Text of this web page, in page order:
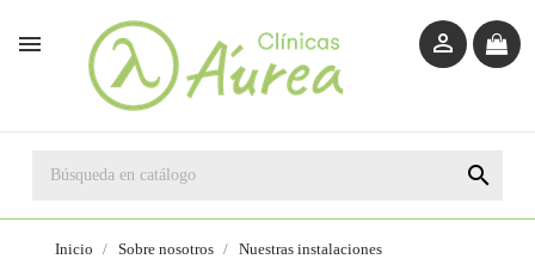
 

Inicio Sobre nosotros Nuestras instalaciones